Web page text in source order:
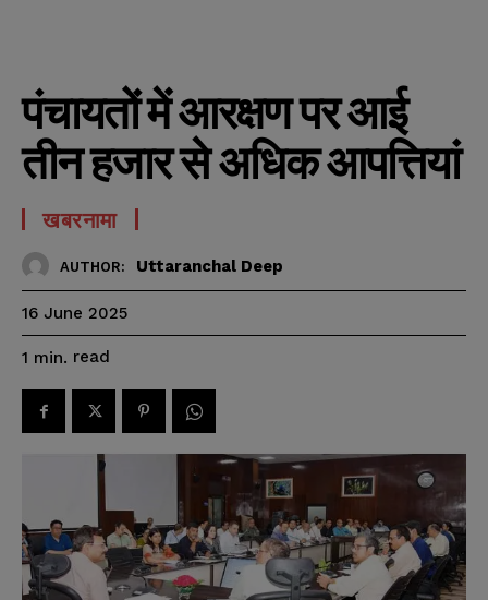
पंचायतों में आरक्षण पर आई
तीन हजार से अधिक आपत्तियां
खबरनामा
AUTHOR: Uttaranchal Deep
16 June 2025
1 min. read